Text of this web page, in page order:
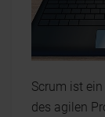
Scrum ist
des agilen